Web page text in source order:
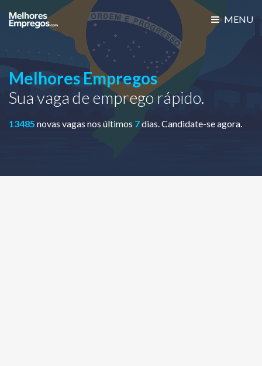
MENU
Melhores Empregos
Sua vaga de emprego rápido.
13485 novas vagas nos últimos 7dias. Candidate-se agora.